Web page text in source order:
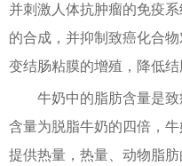
并刺激人体抗肿瘤的免疫
的合成，并抑制致癌化合
变结肠粘膜的增殖，降低结
牛奶中的脂肪含量是
含量为脱脂牛奶的四倍，
提供热量，热量、动物脂